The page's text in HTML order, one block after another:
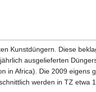
Kunstdüngern. Diese
ausgelieferten
in Africa). Die 2009
werden in TZ etwa